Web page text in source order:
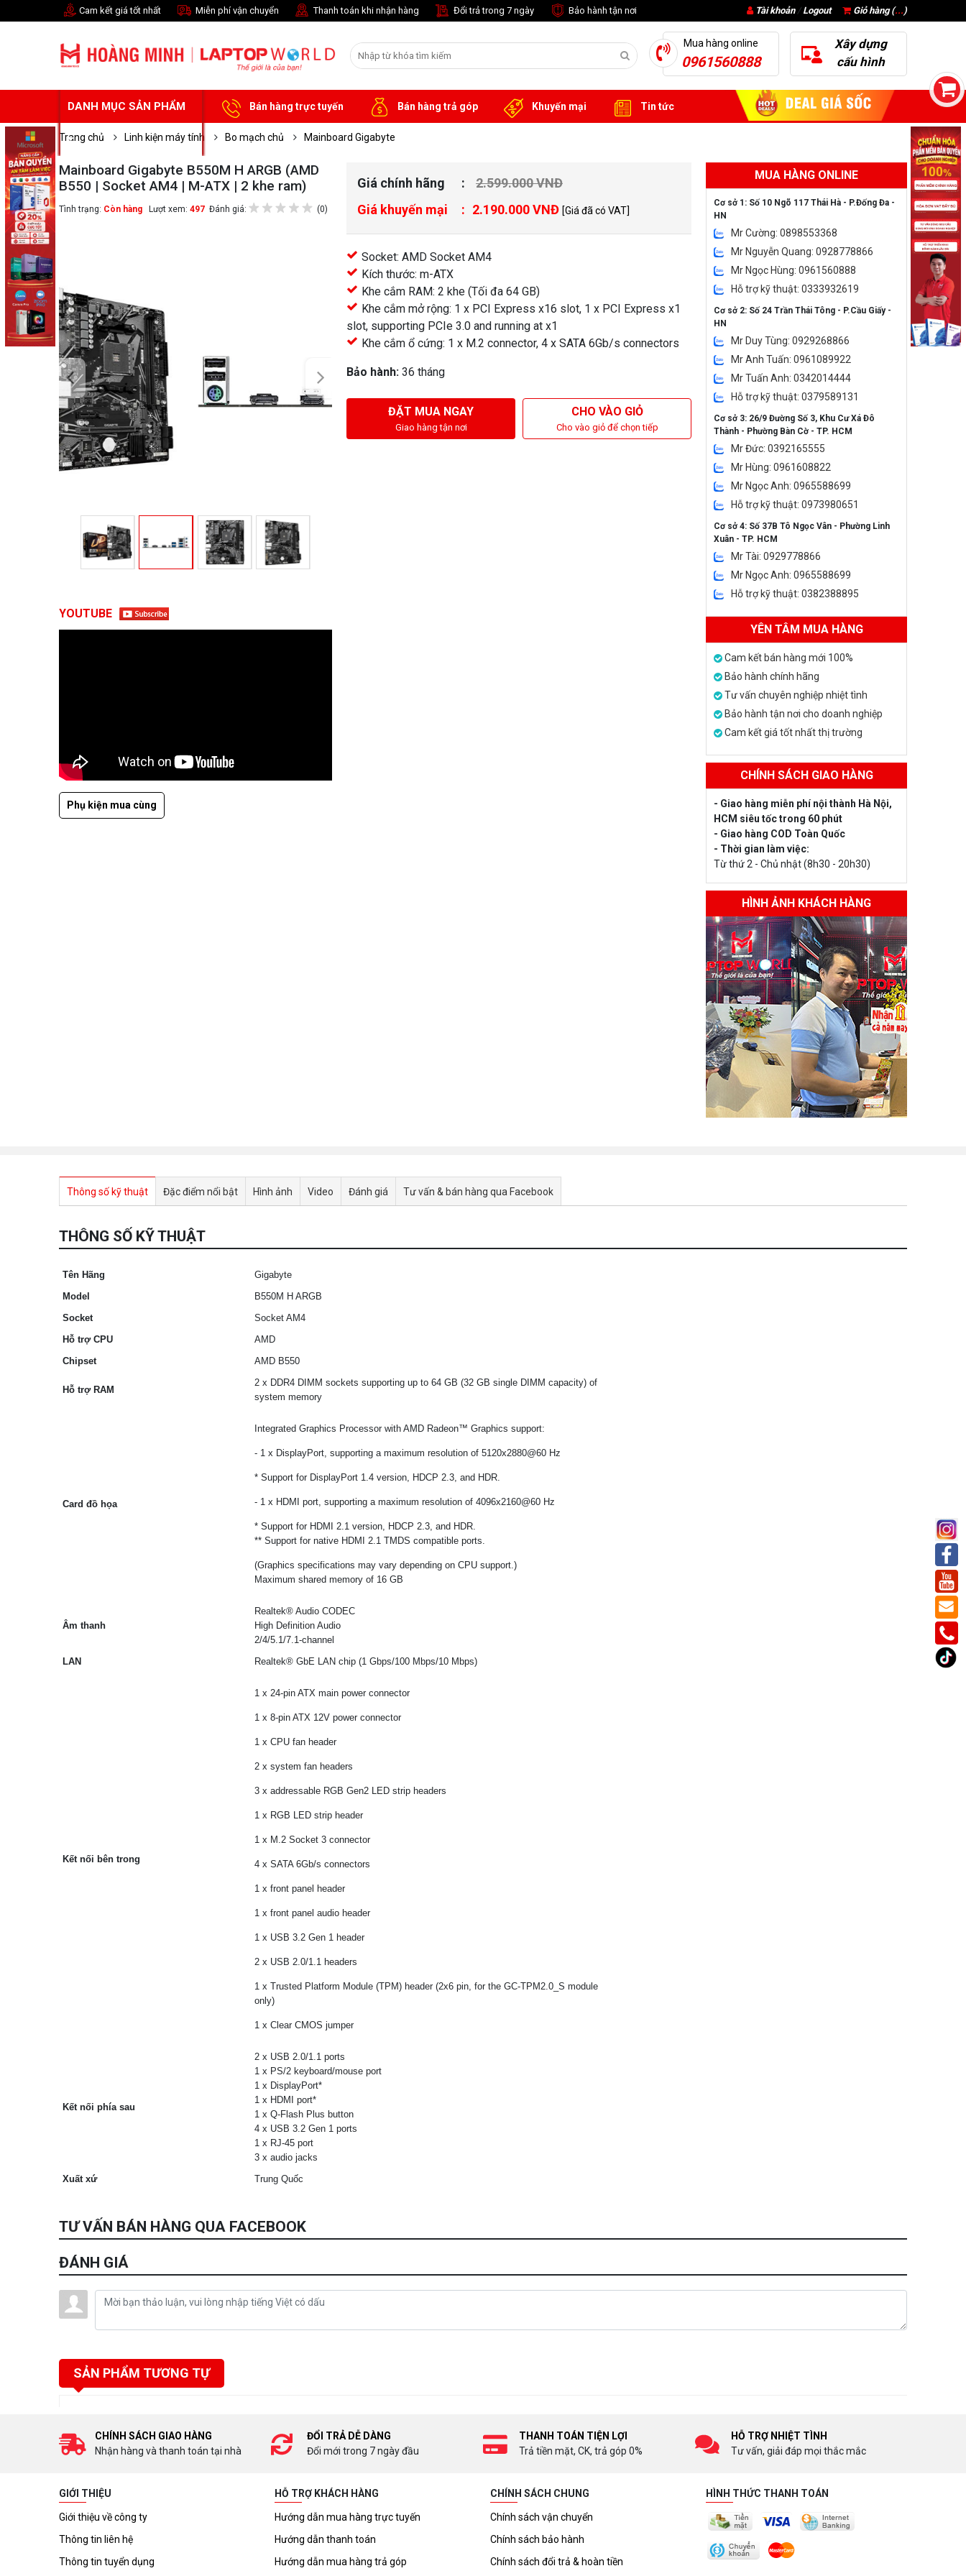
Cam kết giá tốt nhất Miễn phí vận chuyển Thanh toán khi nhận hàng Đổi trả trong 7 ngày Bảo hành tận nơi Giỏ hàng (...)
Tài khoản/ Logout
Mua hàng online
0961560888
Xây dựng
cấu hình
DANH MỤC SẢN PHẨM Bán hàng trực tuyến Bán hàng trả góp Khuyến mại Tin tức
Trang chủ Linh kiện máy tính Bo mạch chủ Mainboard Gigabyte
Mainboard Gigabyte B550M H ARGB (AMD
B550 | Socket AM4 | M-ATX | 2 khe ram)
Tình trạng: Còn hàng Lượt xem: 497 Đánh giá: (0)
YOUTUBE
Giá chính hãng
2.599.000 VNĐ
Giá khuyến mại
2.190.000 VNĐ [Giá đã có VAT]
Socket: AMD Socket AM4
Kích thước: m-ATX
Khe cắm RAM: 2 khe (Tối đa 64 GB)
Khe cắm mở rộng: 1 x PCI Express x16 slot, 1 x PCI Express x1
slot, supporting PCIe 3.0 and running at x1
Khe cắm ổ cứng: 1 x M.2 connector, 4 x SATA 6Gb/s connectors
Bảo hành: 36 tháng
ĐẶT MUA NGAY
Giao hàng tận nơi
CHO VÀO GIỎ
Cho vào giỏ để chọn tiếp
Phụ kiện mua cùng
MUA HÀNG ONLINE
Cơ sở 1: Số 10 Ngõ 117 Thái Hà - P.Đống Đa -
HN
Mr Cường: 0898553368
Mr Nguyễn Quang: 0928778866
Mr Ngọc Hùng: 0961560888
Hỗ trợ kỹ thuật: 0333932619
Cơ sở 2: Số 24 Trần Thái Tông - P.Cầu Giấy -
HN
Mr Duy Tùng: 0929268866
Mr Anh Tuấn: 0961089922
Mr Tuấn Anh: 0342014444
Hỗ trợ kỹ thuật: 0379589131
Cơ sở 3: 26/9 Đường Số 3, Khu Cư Xá Đô
Thành - Phường Bàn Cờ - TP. HCM
Mr Đức: 0392165555
Mr Hùng: 0961608822
Mr Ngọc Anh: 0965588699
Hỗ trợ kỹ thuật: 0973980651
Cơ sở 4: Số 37B Tô Ngọc Vân - Phường Linh
Xuân - TP. HCM
Mr Tài: 0929778866
Mr Ngọc Anh: 0965588699
Hỗ trợ kỹ thuật: 0382388895
YÊN TÂM MUA HÀNG
Cam kết bán hàng mới 100%
Bảo hành chính hãng
Tư vấn chuyên nghiệp nhiệt tình
Bảo hành tận nơi cho doanh nghiệp
Cam kết giá tốt nhất thị trường
CHÍNH SÁCH GIAO HÀNG
- Giao hàng miễn phí nội thành Hà Nội,
HCM siêu tốc trong 60 phút
- Giao hàng COD Toàn Quốc
- Thời gian làm việc:
Từ thứ 2 - Chủ nhật (8h30 - 20h30)
HÌNH ẢNH KHÁCH HÀNG
Thông số kỹ thuật Đặc điểm nổi bật Hình ảnh Video Đánh giá Tư vấn & bán hàng qua Facebook
THÔNG SỐ KỸ THUẬT
Tên Hãng
Gigabyte
Model
B550M H ARGB
Socket
Socket AM4
Hỗ trợ CPU
AMD
Chipset
AMD B550
Hỗ trợ RAM
2 x DDR4 DIMM sockets supporting up to 64 GB (32 GB single DIMM capacity) of
system memory
Card đồ họa
Integrated Graphics Processor with AMD Radeon™ Graphics support:
- 1 x DisplayPort, supporting a maximum resolution of 5120x2880@60 Hz
* Support for DisplayPort 1.4 version, HDCP 2.3, and HDR.
- 1 x HDMI port, supporting a maximum resolution of 4096x2160@60 Hz
* Support for HDMI 2.1 version, HDCP 2.3, and HDR.
** Support for native HDMI 2.1 TMDS compatible ports.
(Graphics specifications may vary depending on CPU support.)
Maximum shared memory of 16 GB
Âm thanh
Realtek® Audio CODEC
High Definition Audio
2/4/5.1/7.1-channel
LAN
Realtek® GbE LAN chip (1 Gbps/100 Mbps/10 Mbps)
Kết nối bên trong
1 x 24-pin ATX main power connector
1 x 8-pin ATX 12V power connector
1 x CPU fan header
2 x system fan headers
3 x addressable RGB Gen2 LED strip headers
1 x RGB LED strip header
1 x M.2 Socket 3 connector
4 x SATA 6Gb/s connectors
1 x front panel header
1 x front panel audio header
1 x USB 3.2 Gen 1 header
2 x USB 2.0/1.1 headers
1 x Trusted Platform Module (TPM) header (2x6 pin, for the GC-TPM2.0_S module
only)
1 x Clear CMOS jumper
Kết nối phía sau
2 x USB 2.0/1.1 ports
1 x PS/2 keyboard/mouse port
1 x DisplayPort*
1 x HDMI port*
1 x Q-Flash Plus button
4 x USB 3.2 Gen 1 ports
1 x RJ-45 port
3 x audio jacks
Xuất xứ
Trung Quốc
TƯ VẤN BÁN HÀNG QUA FACEBOOK
ĐÁNH GIÁ
SẢN PHẨM TƯƠNG TỰ
CHÍNH SÁCH GIAO HÀNG
Nhận hàng và thanh toán tại nhà
ĐỔI TRẢ DỄ DÀNG
Đổi mới trong 7 ngày đầu
THANH TOÁN TIỆN LỢI
Trả tiền mặt, CK, trả góp 0%
HỖ TRỢ NHIỆT TÌNH
Tư vấn, giải đáp mọi thắc mắc
GIỚI THIỆU
Giới thiệu về công ty
Thông tin liên hệ
Thông tin tuyển dụng
HỖ TRỢ KHÁCH HÀNG
Hướng dẫn mua hàng trực tuyến
Hướng dẫn thanh toán
Hướng dẫn mua hàng trả góp
CHÍNH SÁCH CHUNG
Chính sách vận chuyển
Chính sách bảo hành
Chính sách đổi trả & hoàn tiền
HÌNH THỨC THANH TOÁN